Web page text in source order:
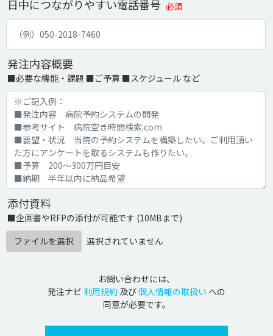
日中につながりやすい電話番号 必須
発注内容概要
■必要な機能・課題 ■ご予算 ■スケジュール など
添付資料
■企画書やRFPの添付が可能です (10MBまで)
ファイルを選択
選択されていません
お問い合わせには、
発注ナビ 利用規約 及び個人情報の取扱い への
同意が必要です。